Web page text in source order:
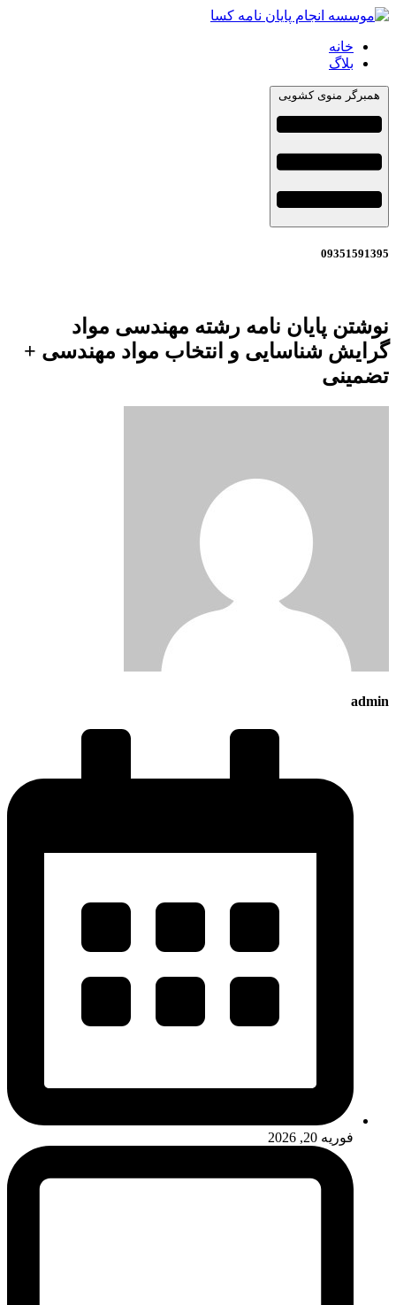
خانه
بلاگ
همبرگر منوی کشویی
09351591395
نوشتن پایان نامه رشته مهندسی مواد
گرایش شناسایی و انتخاب مواد مهندسی +
تضمینی
admin
فوریه 20, 2026